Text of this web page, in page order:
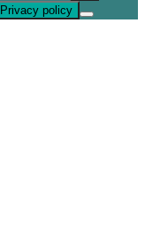
Privacy policy